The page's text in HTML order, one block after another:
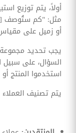
أولاً، يتم توزيع
مثل: "كم ستُوصف
أو زميل على مقياس من 0
يجب تحديد
السؤال، على سبيل
استخدموا المنتج
يتم تصنيف